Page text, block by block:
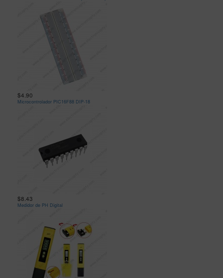
$4.90
Microcontrolador PIC16F88 DIP-18
$8.43
Medidor de PH Digital